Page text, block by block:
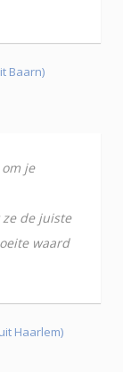
Baarn)
je
de juiste
waard
Haarlem)